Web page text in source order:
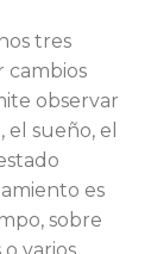
tres
cambios
observar
sueño, el
es
sobre